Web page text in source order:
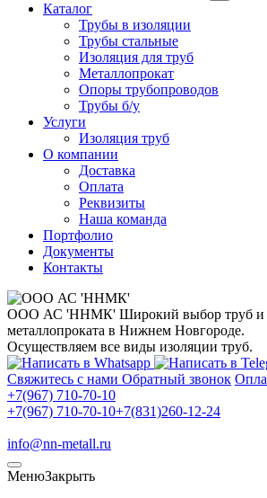
Каталог
Трубы в изоляции
Трубы стальные
Изоляция для труб
Металлопрокат
Опоры трубопроводов
Трубы б/у
Услуги
Изоляция труб
О компании
Доставка
Оплата
Реквизиты
Наша команда
Портфолио
Документы
Контакты
ООО АС 'ННМК' Широкий выбор труб и
металлопроката в Нижнем Новгороде.
Осуществляем все виды изоляции труб.
Свяжитесь с нами Обратный звонок
+7(967) 710-70-10
+7(967) 710-70-10+7(831)260-12-24
info@nn-metall.ru
МенюЗакрыть